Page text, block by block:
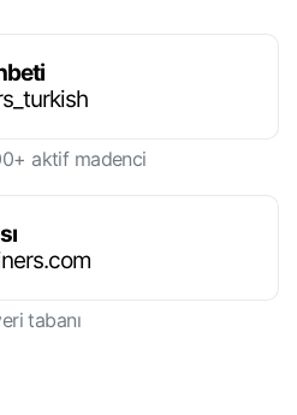
aktif madenci
tabanı